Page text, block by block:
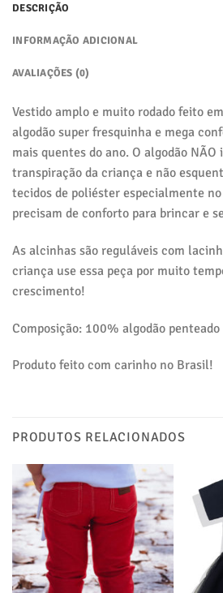
DESCRIÇÃO
INFORMAÇÃO ADICIONAL
AVALIAÇÕES (0)
Vestido amplo e muito rodado feito
algodão super fresquinha e mega
mais quentes do ano. O algodão
transpiração da criança e não
tecidos de poliéster especialmente
precisam de conforto para brincar e
As alcinhas são reguláveis com
criança use essa peça por muito
crescimento!
Composição: 100% algodão
Produto feito com carinho no Brasil!
PRODUTOS RELACIONADOS